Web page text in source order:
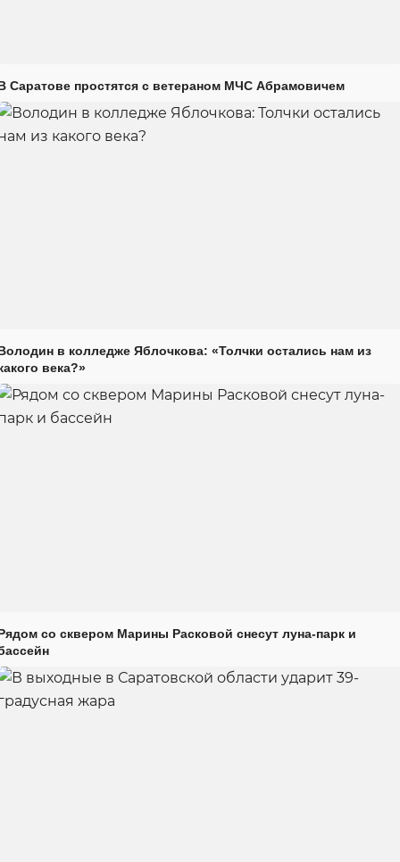
Саратове простятся с ветераном МЧС Абрамовичем
в колледже Яблочкова: «Толчки остались нам из
века?»
со сквером Марины Расковой снесут луна-парк и